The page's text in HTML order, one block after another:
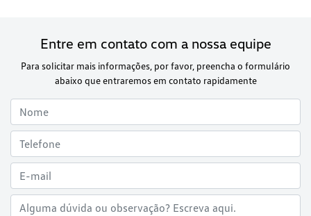
Entre em contato com a nossa equipe
Para solicitar mais informações, por favor, preencha o formulário
abaixo que entraremos em contato rapidamente